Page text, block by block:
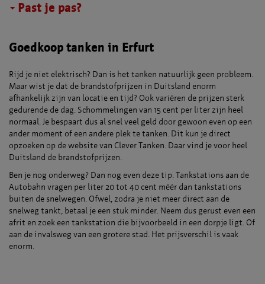
Past je pas?
Goedkoop tanken in Erfurt
Rijd je niet elektrisch? Dan is het tanken natuurlijk geen probleem.
Maar wist je dat de brandstofprijzen in Duitsland enorm
afhankelijk zijn van locatie en tijd? Ook variëren de prijzen sterk
gedurende de dag. Schommelingen van 15 cent per liter zijn heel
normaal. Je bespaart dus al snel veel geld door gewoon even op een
ander moment of een andere plek te tanken. Dit kun je direct
opzoeken op de website van Clever Tanken. Daar vind je voor heel
Duitsland de brandstofprijzen.
Ben je nog onderweg? Dan nog even deze tip. Tankstations aan de
Autobahn vragen per liter 20 tot 40 cent méér dan tankstations
buiten de snelwegen. Ofwel, zodra je niet meer direct aan de
snelweg tankt, betaal je een stuk minder. Neem dus gerust even een
afrit en zoek een tankstation die bijvoorbeeld in een dorpje ligt. Of
aan de invalsweg van een grotere stad. Het prijsverschil is vaak
enorm.